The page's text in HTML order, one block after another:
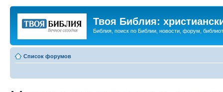
Твоя Библия:
Библия, поиск по Библии, новости, форум,
Список форумов